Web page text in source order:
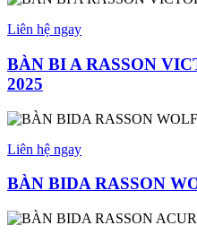
Liên hệ ngay
BÀN BI A RASSON
2025
Liên hệ ngay
BÀN BIDA RASSON